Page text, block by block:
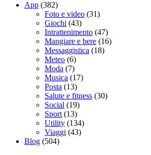
App (382)
Foto e video (31)
Giochi (43)
Intrattenimento (47)
Mangiare e bere (16)
Messaggistica (18)
Meteo (6)
Moda (7)
Musica (17)
Posta (13)
Salute e fitness (30)
Social (19)
Sport (13)
Utility (134)
Viaggi (43)
Blog (504)